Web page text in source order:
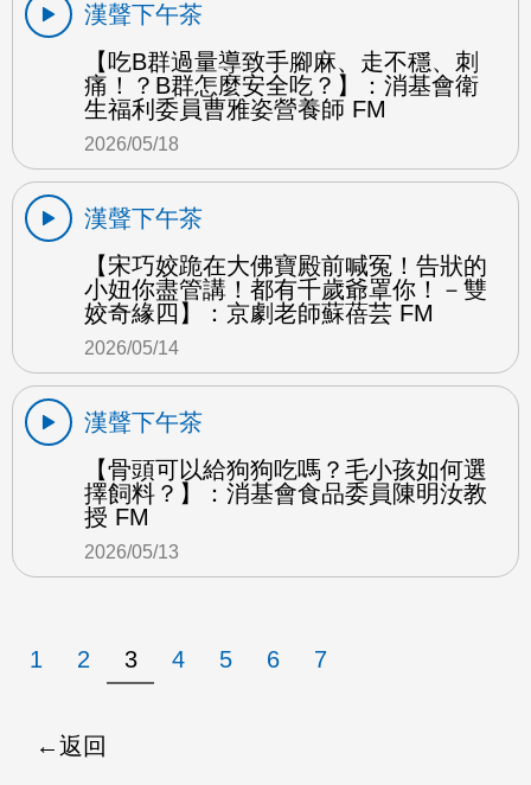
漢聲下午茶
【吃B群過量導致手腳麻、走不穩、刺
痛！？B群怎麼安全吃？】：消基會衛
生福利委員曹雅姿營養師 FM
2026/05/18
漢聲下午茶
【宋巧姣跪在大佛寶殿前喊冤！告狀的
小妞你盡管講！都有千歲爺罩你！－雙
姣奇緣四】：京劇老師蘇蓓芸 FM
2026/05/14
漢聲下午茶
【骨頭可以給狗狗吃嗎？毛小孩如何選
擇飼料？】：消基會食品委員陳明汝教
授 FM
2026/05/13
1 2 3 4 5 6 7
返回